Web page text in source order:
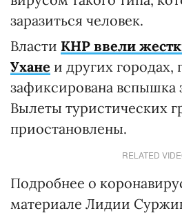
заразиться человек.
Власти КНР ввели
Ухане и других городах,
зафиксирована вспышка
Вылеты туристических
приостановлены.
RELATED
Подробнее о
материале Лидии